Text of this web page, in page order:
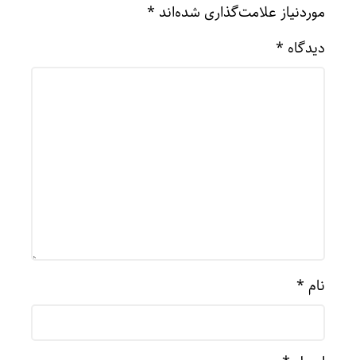
موردنیاز علامت‌گذاری شده‌اند *
دیدگاه *
نام *